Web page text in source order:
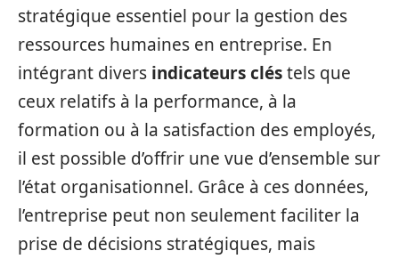
stratégique essentiel pour la gestion des
ressources humaines en entreprise. En
intégrant divers indicateurs cléstels que
ceux relatifs à la performance, à la
formation ou à la satisfaction des employés,
il est possible d’offrir une vue d’ensemble sur
l’état organisationnel. Grâce à ces données,
l’entreprise peut non seulement faciliter la
prise de décisions stratégiques, mais